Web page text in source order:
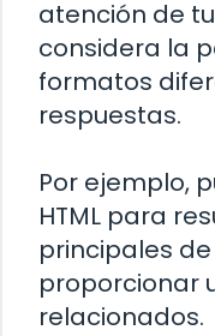
atención de
considera la
formatos
respuestas.
Por ejemplo,
HTML para
principales
proporcionar
relacionados.